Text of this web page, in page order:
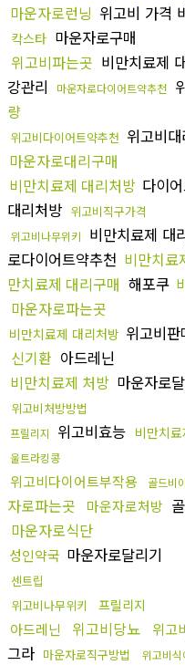
마운자로런닝 위고비 가격
칵스타 마운자로구매
위고비파는곳 비만치료제
강관리
마운자로다이어트약추천
량
위고비다이어트약추천 위고비
마운자로대리구매
비만치료제 대리처방 다이
대리처방 위고비직구가격
위고비나무위키 비만치료제 대
로다이어트약추천 비만치료
만치료제 대리구매 해포쿠
마운자로파는곳
비만치료제 대리처방 위고비판
신기환 아드레닌
비만치료제 처방 마운자로
위고비처방방법
프릴리지 위고비효능 비만치
울트라킹콩
위고비다이어트부작용 골드비
자로파는곳
마운자로처방
마운자로식단
성인약국 마운자로달리기
센트립
위고비나무위키
프릴리지
아드레닌 위고비당뇨 위고
그라 마운자로직구방법 위고비식